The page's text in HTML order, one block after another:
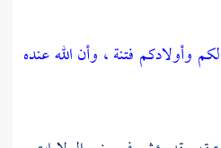
وأولادكم فتنة ، وأن الله عنده